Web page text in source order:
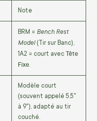
Note
BRM = Bench Rest
Model(Tir sur Banc),
1A2 = court avec Tête
Fixe
Modèle court
(souvent appelé 5,5"
à 9"), adapté au tir
couché.